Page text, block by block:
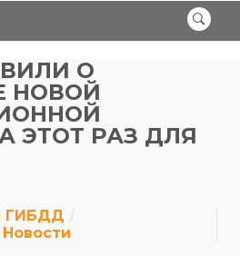
О
НОВОЙ
ЭТОТ РАЗ ДЛЯ
ГИБДД
Новости